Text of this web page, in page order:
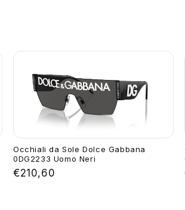
Occhiali da Sole Dolce Gabbana
0DG2233 Uomo Neri
€210,60